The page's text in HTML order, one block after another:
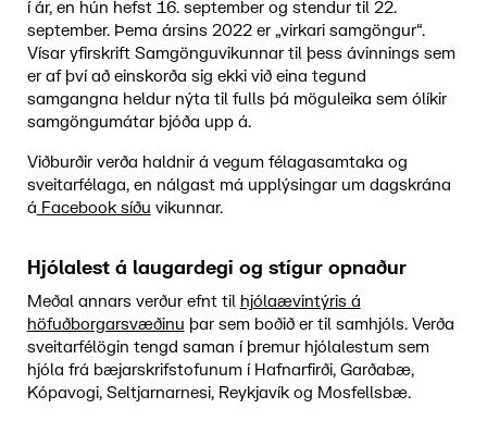
í ár, en hún hefst 16. september og stendur til 22.
september. Þema ársins 2022 er „virkari samgöngur“.
Vísar yfirskrift Samgönguvikunnar til þess ávinnings sem
er af því að einskorða sig ekki við eina tegund
samgangna heldur nýta til fulls þá möguleika sem ólíkir
samgöngumátar bjóða upp á.
Viðburðir verða haldnir á vegum félagasamtaka og
sveitarfélaga, en nálgast má upplýsingar um dagskrána
á Facebook síðu vikunnar.
Hjólalest á laugardegi og stígur opnaður
Meðal annars verður efnt til hjólaævintýris á
höfuðborgarsvæðinu þar sem boðið er til samhjóls. Verða
sveitarfélögin tengd saman í þremur hjólalestum sem
hjóla frá bæjarskrifstofunum í Hafnarfirði, Garðabæ,
Kópavogi, Seltjarnarnesi, Reykjavík og Mosfellsbæ.